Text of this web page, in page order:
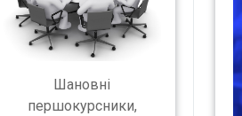
Шановні
першокурсники,